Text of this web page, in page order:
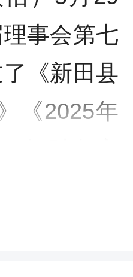
事会第七
《新田县
《2025年
年财务审
集中研讨